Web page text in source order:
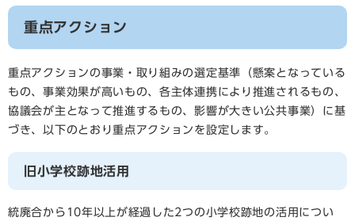
重点アクション
重点アクションの事業・取り組みの選定基準（懸案となっている
もの、事業効果が高いもの、各主体連携により推進されるもの、
協議会が主となって推進するもの、影響が大きい公共事業）に基
づき、以下のとおり重点アクションを設定します。
旧小学校跡地活用
統廃合から10年以上が経過した2つの小学校跡地の活用につい